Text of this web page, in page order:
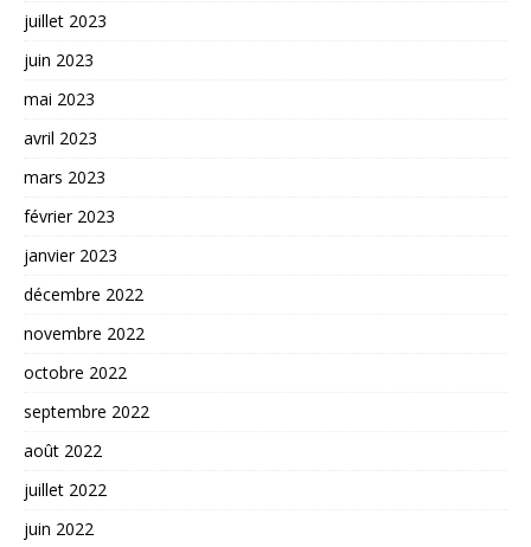
juillet 2023
juin 2023
mai 2023
avril 2023
mars 2023
février 2023
janvier 2023
décembre 2022
novembre 2022
octobre 2022
septembre 2022
août 2022
juillet 2022
juin 2022